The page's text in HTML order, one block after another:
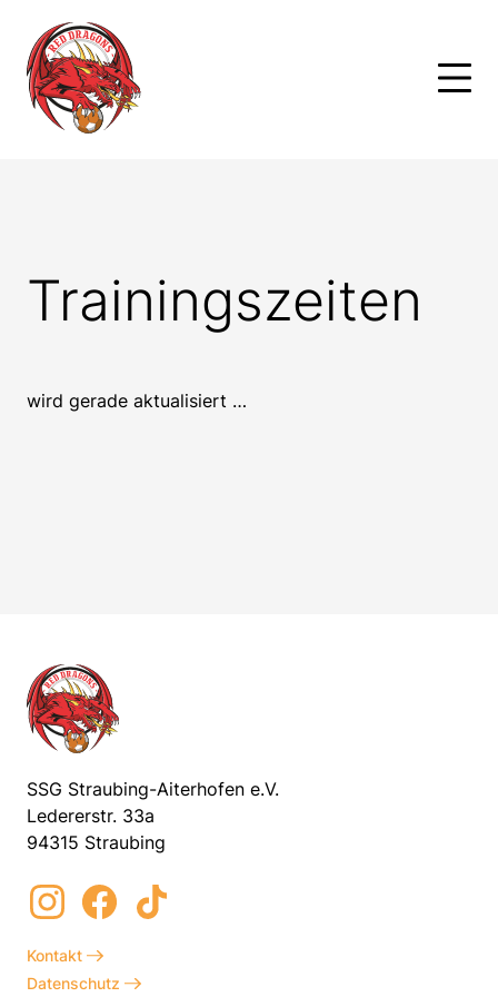
Trainingszeiten
wird gerade aktualisiert …
SSG Straubing-Aiterhofen e.V.
Ledererstr. 33a
94315 Straubing
Kontakt
Datenschutz